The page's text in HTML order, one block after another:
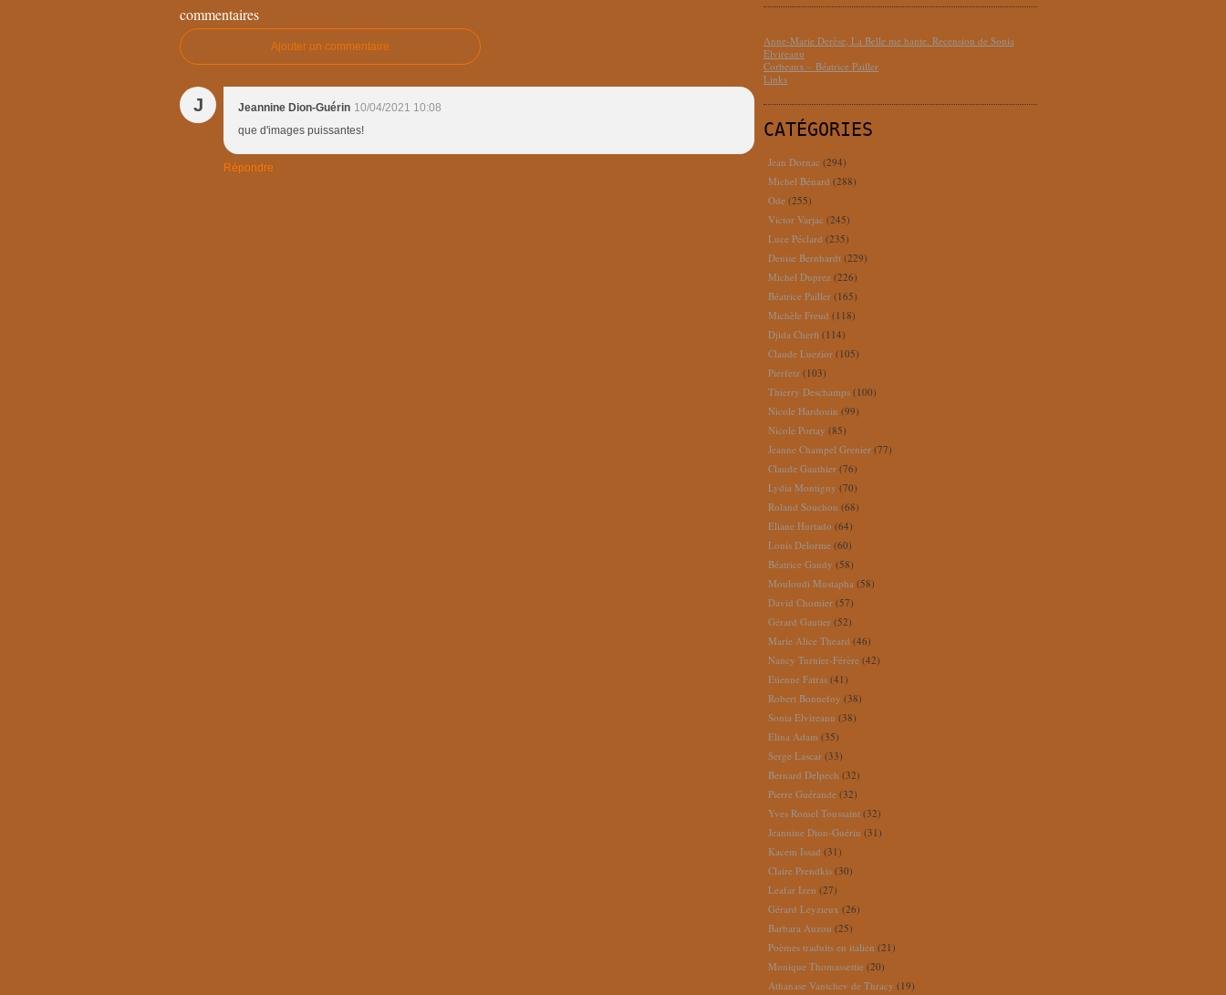
commentaires
Ajouter un commentaire
J Jeannine Dion-Guérin 10/04/2021 10:08
que d'images puissantes!
Répondre
Anne-Marie Derèse, La Belle me hante. Recension de Sonia
Elvireanu
Corbeaux – Béatrice Pailler
Links
CATÉGORIES
Jean Dornac (294)
Michel Bénard (288)
Ode (255)
Victor Varjac (245)
Luce Péclard (235)
Denise Bernhardt (229)
Michel Duprez (226)
Béatrice Pailler (165)
Michèle Freud (118)
Djida Cherfi (114)
Claude Luezior (105)
Pierfetz (103)
Thierry Deschamps (100)
Nicole Hardouin (99)
Nicole Portay (85)
Jeanne Champel Grenier (77)
Claude Gauthier (76)
Lydia Montigny (70)
Roland Souchon (68)
Eliane Hurtado (64)
Louis Delorme (60)
Béatrice Gaudy (58)
Mouloudi Mustapha (58)
David Chomier (57)
Gérard Gautier (52)
Marie Alice Theard (46)
Nancy Turnier-Férère (42)
Etienne Fatras (41)
Robert Bonnefoy (38)
Sonia Elvireanu (38)
Elina Adam (35)
Serge Lascar (33)
Bernard Delpech (32)
Pierre Guérande (32)
Yves Romel Toussaint (32)
Jeannine Dion-Guérin (31)
Kacem Issad (31)
Claire Prendkis (30)
Leafar Izen (27)
Gérard Leyzieux (26)
Barbara Auzou (25)
Poèmes traduits en italien (21)
Monique Thomassettie (20)
Athanase Vantchev de Thracy (19)